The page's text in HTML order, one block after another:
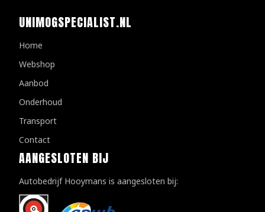
UNIMOGSPECIALIST.NL
Home
Webshop
Aanbod
Onderhoud
Transport
Contact
AANGESLOTEN BIJ
Autobedrijf Hooymans is aangesloten bij: